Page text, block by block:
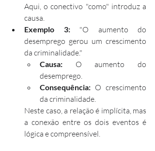
Aqui, o conectivo "como" introduz a
causa.
Exemplo 3: "O aumento do
desemprego gerou um crescimento
da criminalidade."
Causa: O aumento do
desemprego.
Consequência: O crescimento
da criminalidade.
Neste caso, a relação é implícita, mas
a conexão entre os dois eventos é
lógica e compreensível.